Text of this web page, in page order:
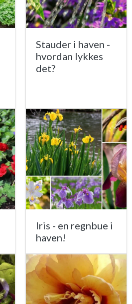
Stauder i haven -
hvordan lykkes
det?
Iris - en regnbue i
haven!